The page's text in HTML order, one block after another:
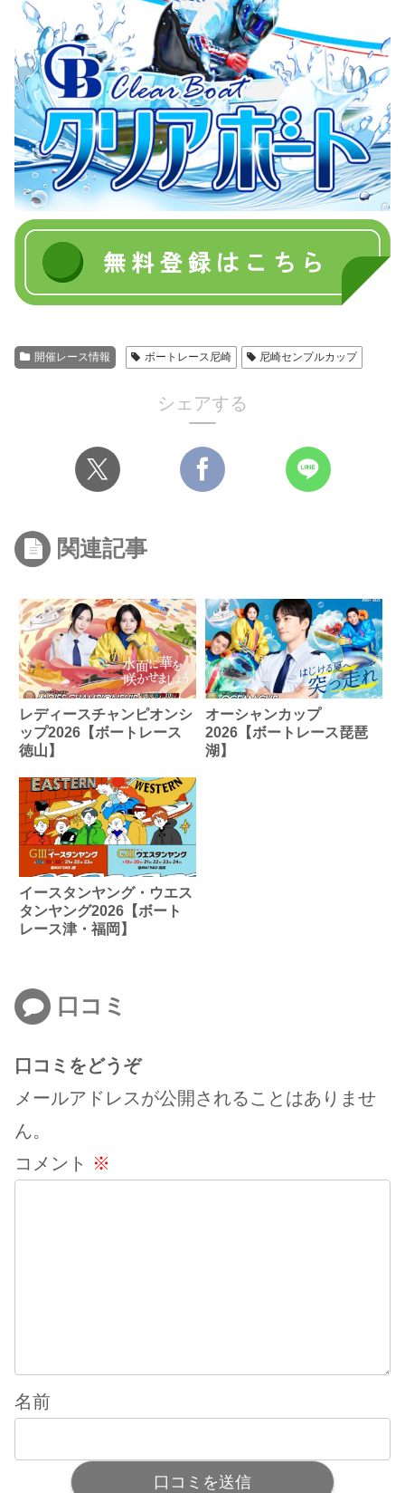
開催レース情報 ボートレース尼崎 尼崎センプルカップ
シェアする
関連記事
レディースチャンピオンシ
ップ2026【ボートレース
徳山】
オーシャンカップ
2026【ボートレース琵琶
湖】
イースタンヤング・ウエス
タンヤング2026【ボート
レース津・福岡】
口コミ
口コミをどうぞ
メールアドレスが公開されることはありませ
ん。
コメント ※
名前